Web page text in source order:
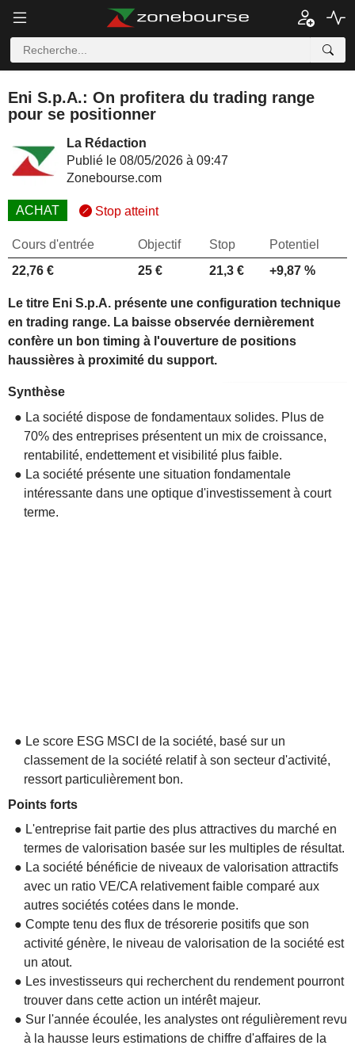
Eni S.p.A.: On profitera du trading range
pour se positionner
La Rédaction
Publié le 08/05/2026 à 09:47
Zonebourse.com
ACHAT Stop atteint
Cours d'entrée Objectif Stop
Potentiel
22,76 €
25 € 21,3 € +9,87 %
Le titre Eni S.p.A. présente une configuration technique
en trading range. La baisse observée dernièrement
confère un bon timing à l'ouverture de positions
haussières à proximité du support.
Synthèse
● La société dispose de fondamentaux solides. Plus de
70% des entreprises présentent un mix de croissance,
rentabilité, endettement et visibilité plus faible.
● La société présente une situation fondamentale
intéressante dans une optique d'investissement à court
terme.
● Le score ESG MSCI de la société, basé sur un
classement de la société relatif à son secteur d'activité,
ressort particulièrement bon.
Points forts
● L'entreprise fait partie des plus attractives du marché en
termes de valorisation basée sur les multiples de résultat.
● La société bénéficie de niveaux de valorisation attractifs
avec un ratio VE/CA relativement faible comparé aux
autres sociétés cotées dans le monde.
● Compte tenu des flux de trésorerie positifs que son
activité génère, le niveau de valorisation de la société est
un atout.
● Les investisseurs qui recherchent du rendement pourront
trouver dans cette action un intérêt majeur.
● Sur l'année écoulée, les analystes ont régulièrement revu
à la hausse leurs estimations de chiffre d'affaires de la